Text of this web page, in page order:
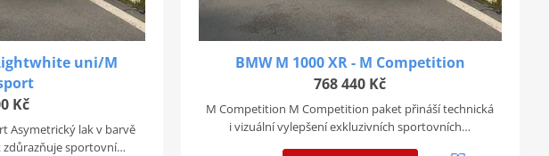
uni/M
Kč
Asymetrický lak v barvě
sportovní…
BMW M 1000 XR - M Competition
768 440 Kč
M Competition M Competition paket přináší technická
i vizuální vylepšení exkluzivních sportovních…